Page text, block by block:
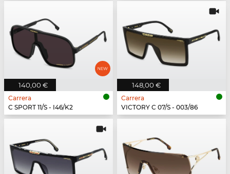
140,00 €
Carrera
C SPORT 11/S - I46/K2
148,00 €
Carrera
VICTORY C 07/S - 003/86